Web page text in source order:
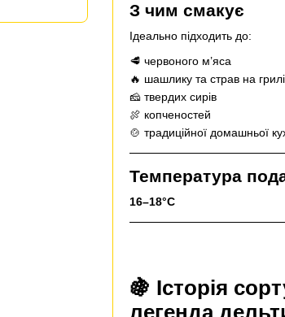
З чим смакує
Ідеально підходить до:
🥩 червоного м’яса
🔥 шашлику та страв на грилі
🧀 твердих сирів
🍖 копченостей
🍲 традиційної домашньої
Температура
16–18°C
🍇 Історія